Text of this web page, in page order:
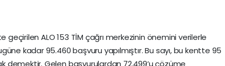
geçirilen ALO 153 TİM çağrı merkezinin önemini verilerle
kadar 95.460 başvuru yapılmıştır. Bu sayı, bu kentte 95
demektir. Gelen başvurulardan 72.499’u çözüme